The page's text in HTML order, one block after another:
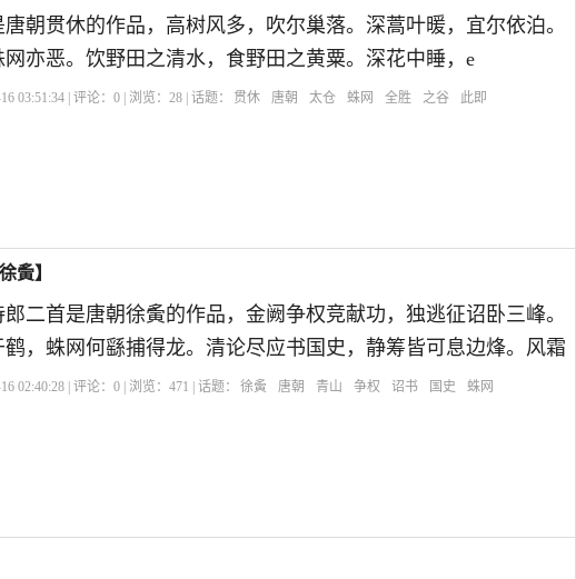
朝贯休的作品，高树风多，吹尔巢落。深蒿叶暖，宜尔依泊。
亦恶。饮野田之清水，食野田之黄粟。深花中睡，e
03:51:34 | 评论：0 | 浏览：28 | 话题： 贯休 唐朝 太仓 蛛网 全胜 之谷 此即
夤】
二首是唐朝徐夤的作品，金阙争权竞献功，独逃征诏卧三峰。
，蛛网何繇捕得龙。清论尽应书国史，静筹皆可息边烽。风霜
02:40:28 | 评论：0 | 浏览：471 | 话题： 徐夤 唐朝 青山 争权 诏书 国史 蛛网